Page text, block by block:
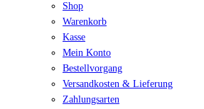
Shop
Warenkorb
Kasse
Mein Konto
Bestellvorgang
Versandkosten & Lieferung
Zahlungsarten